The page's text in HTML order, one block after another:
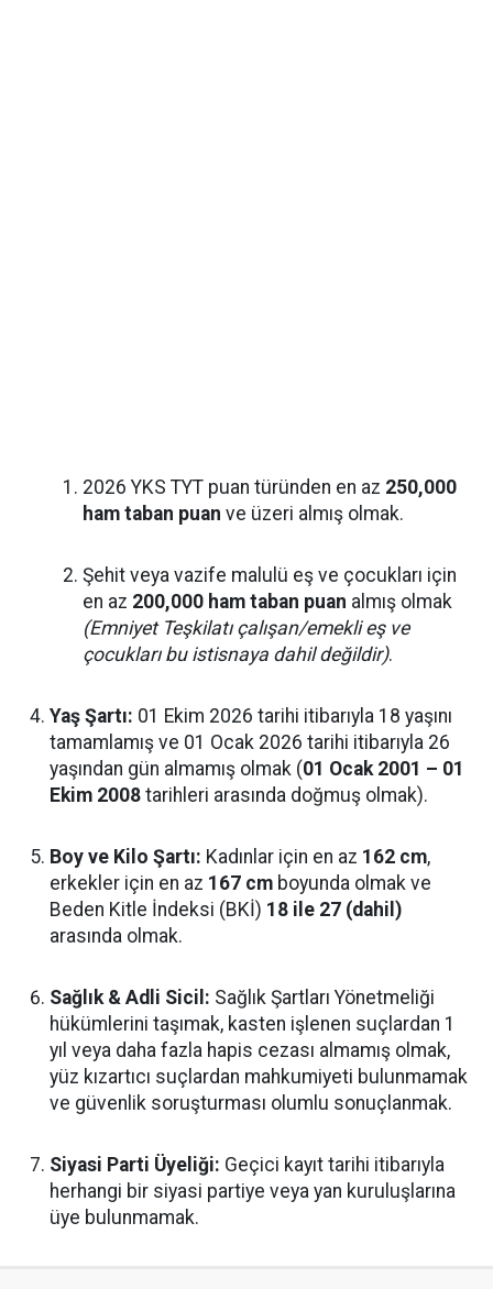
2026 YKS TYT puan türünden en az 250,000
ham taban puan ve üzeri almış olmak.
Şehit veya vazife malulü eş ve çocukları için
en az 200,000 ham taban puan almış olmak
(Emniyet Teşkilatı çalışan/emekli eş ve
çocukları bu istisnaya dahil değildir).
Yaş Şartı: 01 Ekim 2026 tarihi itibarıyla 18 yaşını
tamamlamış ve 01 Ocak 2026 tarihi itibarıyla 26
yaşından gün almamış olmak (01 Ocak 2001 – 01
Ekim 2008 tarihleri arasında doğmuş olmak).
Boy ve Kilo Şartı: Kadınlar için en az 162 cm,
erkekler için en az 167 cm boyunda olmak ve
Beden Kitle İndeksi (BKİ) 18 ile 27 (dahil)
arasında olmak.
Sağlık & Adli Sicil: Sağlık Şartları Yönetmeliği
hükümlerini taşımak, kasten işlenen suçlardan 1
yıl veya daha fazla hapis cezası almamış olmak,
yüz kızartıcı suçlardan mahkumiyeti bulunmamak
ve güvenlik soruşturması olumlu sonuçlanmak.
Siyasi Parti Üyeliği: Geçici kayıt tarihi itibarıyla
herhangi bir siyasi partiye veya yan kuruluşlarına
üye bulunmamak.